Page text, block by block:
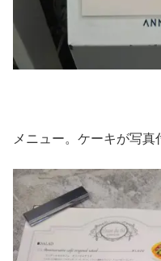
メニュー。ケーキが写真